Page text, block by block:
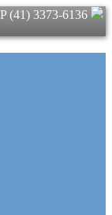
(41) 3373-6136